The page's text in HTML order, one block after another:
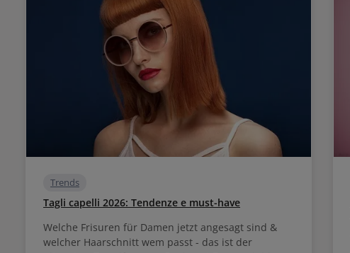
Trends
Tagli capelli 2026: Tendenze e must-have
Welche Frisuren für Damen jetzt angesagt sind &
welcher Haarschnitt wem passt - das ist der